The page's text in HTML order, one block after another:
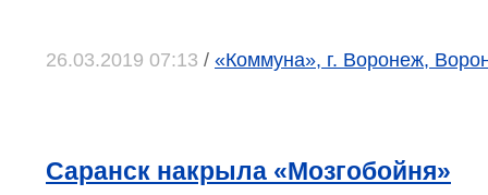
26.03.2019 07:13 / «Коммуна», г. Воронеж,
Саранск накрыла «Мозгобойня»